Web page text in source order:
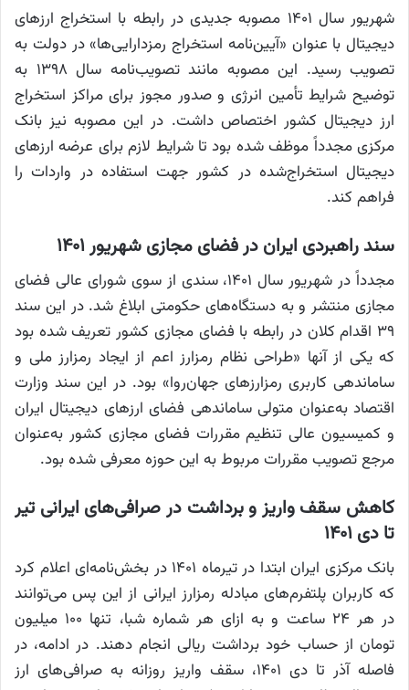
شهریور سال ۱۴۰۱ مصوبه جدیدی در رابطه با استخراج ارزهای
دیجیتال با عنوان «آیین‌نامه استخراج رمزدارایی‌ها» در دولت به
تصویب رسید. این مصوبه مانند تصویب‌نامه سال ۱۳۹۸ به
توضیح شرایط تأمین انرژی و صدور مجوز برای مراکز استخراج
ارز دیجیتال کشور اختصاص داشت. در این مصوبه نیز بانک
مرکزی مجدداً موظف شده بود تا شرایط لازم برای عرضه ارزهای
دیجیتال استخراج‌شده در کشور جهت استفاده در واردات را
فراهم کند.
سند راهبردی ایران در فضای مجازی شهریور ۱۴۰۱
مجدداً در شهریور سال ۱۴۰۱، سندی از سوی شورای عالی فضای
مجازی منتشر و به دستگاه‌های حکومتی ابلاغ شد. در این سند
۳۹ اقدام کلان در رابطه با فضای مجازی کشور تعریف شده بود
که یکی از آنها «طراحی نظام رمزارز اعم از ایجاد رمزارز ملی و
ساماندهی کاربری رمزارزهای جهان‌روا» بود. در این سند وزارت
اقتصاد به‌عنوان متولی ساماندهی فضای ارزهای دیجیتال ایران
و کمیسیون عالی تنظیم مقررات فضای مجازی کشور به‌عنوان
مرجع تصویب مقررات مربوط به این حوزه معرفی شده بود.
کاهش سقف واریز و برداشت در صرافی‌های ایرانی تیر
تا دی ۱۴۰۱
بانک مرکزی ایران ابتدا در تیرماه ۱۴۰۱ در بخش‌نامه‌ای اعلام کرد
که کاربران پلتفرم‌های مبادله رمزارز ایرانی از این پس می‌توانند
در هر ۲۴ ساعت و به ازای هر شماره شبا، تنها ۱۰۰ میلیون
تومان از حساب خود برداشت ریالی انجام دهند. در ادامه، در
فاصله آذر تا دی ۱۴۰۱، سقف واریز روزانه به صرافی‌های ارز